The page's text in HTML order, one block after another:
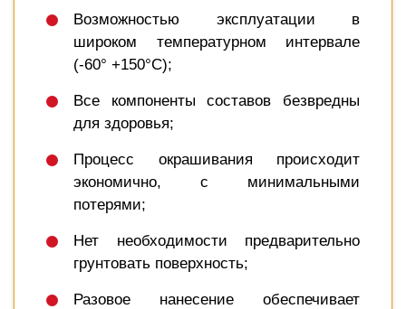
Возможностью эксплуатации в
широком температурном интервале
(-60° +150°C);
Все компоненты составов безвредны
для здоровья;
Процесс окрашивания происходит
экономично, с минимальными
потерями;
Нет необходимости предварительно
грунтовать поверхность;
Разовое нанесение обеспечивает